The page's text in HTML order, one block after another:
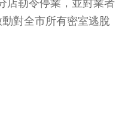
店勒令停業，並對業者
對全市所有密室逃脫